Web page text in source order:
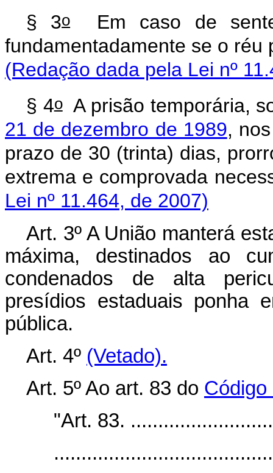
§ 3oEm caso de
fundamentadamente se o
(Redação dada pela Lei nº
§ 4oA prisão temporária,
21 de dezembro de 1989,
prazo de 30 (trinta) dias,
extrema e
Lei nº 11.464, de 2007)
Art. 3º A União manterá
máxima, destinados ao
condenados de alta
presídios estaduais ponha
pública.
Art. 4º (Vetado).
Art. 5º Ao art. 83 do Código
"Art. 83.